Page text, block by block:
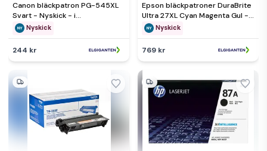
Canon bläckpatron PG-545XL
Svart - Nyskick - i
originalförpackning
Nyskick
244 kr
Epson bläckpatroner DuraBrite
Ultra 27XL Cyan Magenta Gul -
Nyskick - i originalförpackning
Nyskick
769 kr